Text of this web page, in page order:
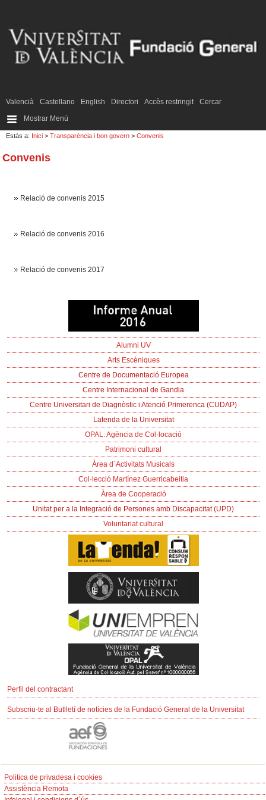
Valencià Castellano English Directori Accès restringit
Cercar
Mostrar Menú
Estàs a: Inici > Transparència i bon govern > Convenis
Convenis
Relació de convenis 2015
Relació de convenis 2016
Relació de convenis 2017
Alumni UV
Arts Escèniques
Centre de Documentació Europea
Centre Internacional de Gandia
Centre Universitari de Diagnòstic i Atenció Primerenca (CUDAP)
Latenda de la Universitat
OPAL. Agència de Col·locació
Patrimoni cultural
Àrea d´Activitats Musicals
Col·lecció Martínez Guerricabeitia
Àrea de Cooperació
Unitat per a la Integració de Persones amb Discapacitat (UPD)
Voluntariat cultural
Perfil del contractant
Subscriu-te al Butlletí de notícies de la Fundació General de la Universitat
Politica de privadesa i cookies
Assistència Remota